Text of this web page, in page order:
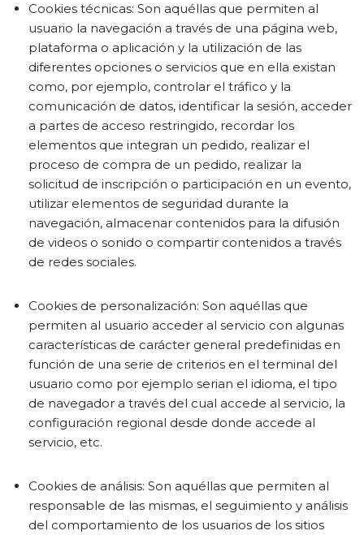
Cookies técnicas: Son aquéllas que permiten al
usuario la navegación a través de una página web,
plataforma o aplicación y la utilización de las
diferentes opciones o servicios que en ella existan
como, por ejemplo, controlar el tráfico y la
comunicación de datos, identificar la sesión, acceder
a partes de acceso restringido, recordar los
elementos que integran un pedido, realizar el
proceso de compra de un pedido, realizar la
solicitud de inscripción o participación en un evento,
utilizar elementos de seguridad durante la
navegación, almacenar contenidos para la difusión
de videos o sonido o compartir contenidos a través
de redes sociales.
Cookies de personalización: Son aquéllas que
permiten al usuario acceder al servicio con algunas
características de carácter general predefinidas en
función de una serie de criterios en el terminal del
usuario como por ejemplo serian el idioma, el tipo
de navegador a través del cual accede al servicio, la
configuración regional desde donde accede al
servicio, etc.
Cookies de análisis: Son aquéllas que permiten al
responsable de las mismas, el seguimiento y análisis
del comportamiento de los usuarios de los sitios